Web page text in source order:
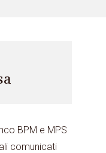
BPM e MPS
comunicati